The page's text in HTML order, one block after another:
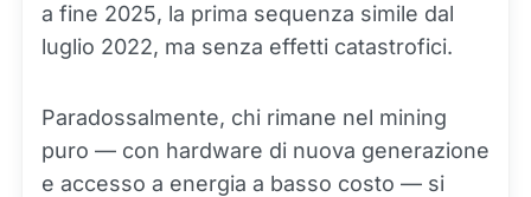
a fine 2025, la prima sequenza simile dal
luglio 2022, ma senza effetti catastrofici.
Paradossalmente, chi rimane nel mining
puro — con hardware di nuova generazione
e accesso a energia a basso costo — si